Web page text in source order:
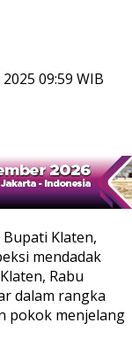
09:59 WIB
Bupati Klaten,
mendadak
Rabu
dalam rangka
pokok menjelang